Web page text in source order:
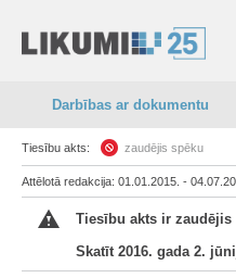
Darbības ar dokumentu
Tiesību akts: zaudējis spēku
Attēlotā redakcija: 01.01.2015. -
Tiesību akts ir zaudējis
Skatīt 2016. gada 2.